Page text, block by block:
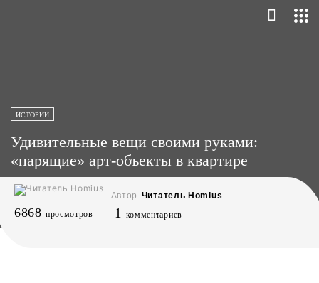
ИСТОРИИ
Удивительные вещи своими руками:
«парящие» арт-объекты в квартире
Автор Читатель Homius
6868 просмотров 1 комментариев